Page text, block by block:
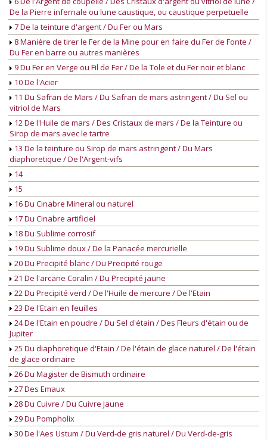
De la Pierre infernale ou lune caustique, ou caustique perpetuelle
7 De la teinture d'argent / Du Fer ou Mars
8 Manière de tirer le Fer de la Mine pour en faire du Fer de Fonte /
Du Fer en barre ou autres manières
9 Du Fer en Verge ou Fil de Fer / De la Tole et du Fer noir et blanc
10 De l'Acier
11 Du Safran de Mars / Du Safran de mars astringent / Du Sel ou
vitriol de Mars
12 De l'Huile de mars / Des Cristaux de mars / De la Teinture ou
Sirop de mars avec le tartre
13 De la teinture ou Sirop de mars astringent / Du Mars
diaphoretique / De l'Argent-vifs
14
15
16 Du Cinabre Mineral ou naturel
17 Du Cinabre artificiel
18 Du Sublime corrosif
19 Du Sublime doux / De la Panacée mercurielle
20 Du Precipité blanc / Du Precipité rouge
21 De l'arcane Coralin / Du Precipité jaune
22 Du Precipité verd / De l'Huile de mercure / De l'Etain
23 De l'Etain en feuilles
24 De l'Etain en poudre / Du Sel d'étain / Des Fleurs d'étain ou de
Jupiter
25 Du diaphoretique d'Etain / De l'étain de glace naturel / De l'étain
de glace ordinaire
26 Du Magister de Bismuth ordinaire
27 Des Emaux
28 Du Cuivre / Du Cuivre Jaune
29 Du Pompholix
30 De l'Aes Ustum / Du Verd-de gris naturel / Du Verd-de-gris